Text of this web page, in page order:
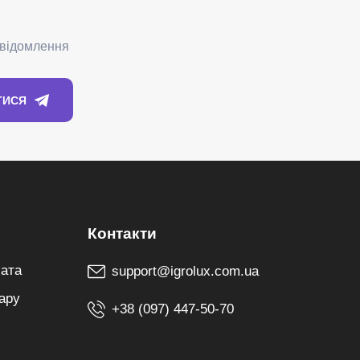
support@igrolux.com.ua
+38 (097) 447-50-70